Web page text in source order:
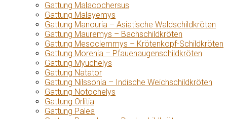
Gattung Malacochersus
Gattung Malayemys
Gattung Manouria – Asiatische Waldschildkröten
Gattung Mauremys – Bachschildkröten
Gattung Mesoclemmys – Krötenkopf-Schildkröten
Gattung Morenia – Pfauenaugenschildkröten
Gattung Myuchelys
Gattung Natator
Gattung Nilssonia – Indische Weichschildkröten
Gattung Notochelys
Gattung Orlitia
Gattung Palea